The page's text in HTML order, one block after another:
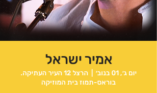
אמיר ישראל
יום ג׳, 01 בנוב׳
הרצל 12 העיר העתיקה.
בוראס-תמוז בית המוזיקה